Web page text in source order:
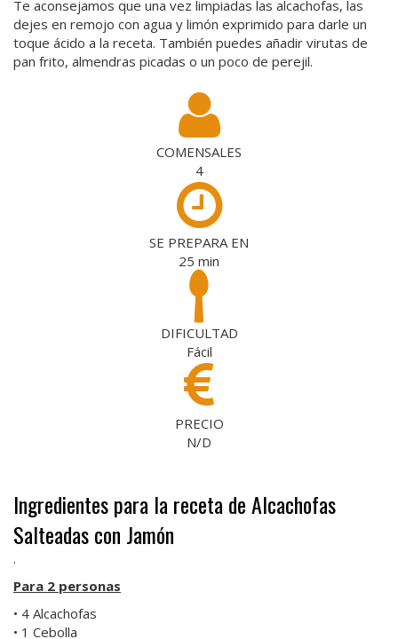
Te aconsejamos que una vez limpiadas las alcachofas, las
dejes en remojo con agua y limón exprimido para darle un
toque ácido a la receta. También puedes añadir virutas de
pan frito, almendras picadas o un poco de perejil.
COMENSALES
4
SE PREPARA EN
25 min
DIFICULTAD
Fácil
PRECIO
N/D
Ingredientes para la receta de Alcachofas
Salteadas con Jamón
.
Para 2 personas
• 4 Alcachofas
• 1 Cebolla